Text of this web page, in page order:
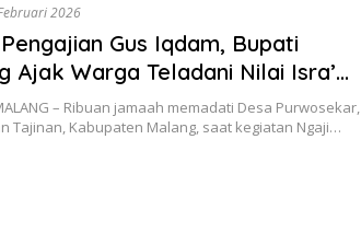
2026
Gus Iqdam, Bupati
Ajak Warga Teladani Nilai Isra’
Kehidupan Sosial
– Ribuan jamaah memadati Desa Purwosekar,
Tajinan, Kabupaten Malang, saat kegiatan Ngaji…